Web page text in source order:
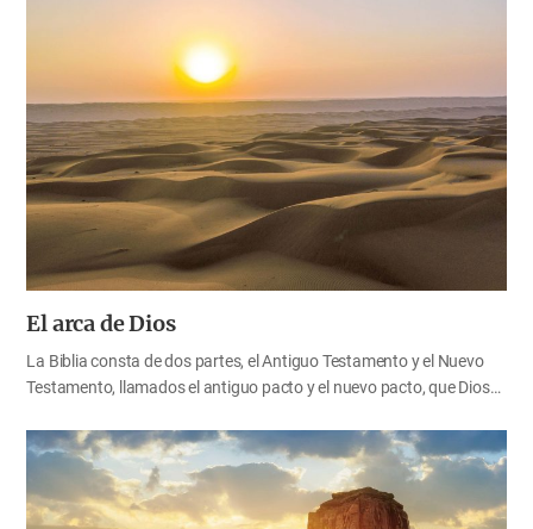
Como pueblo de Sion, debemos considerar todas las fiestas del
nuevo pacto de Dios como tesoros, y celebrarlas. Ahora,
confirmemos a través de la Biblia que solo los que celebran las
fiestas de Dios reciben la gloria celestial con la que pueden visitar
libremente las galaxias en el infinito universo, el reino eterno. La
visita temporal y la visita eterna al universo…
El arca de Dios
La Biblia consta de dos partes, el Antiguo Testamento y el Nuevo
Testamento, llamados el antiguo pacto y el nuevo pacto, que Dios
antiguo pacto), estaba el Lugar Santo, y en la parte más interior,
llamada el Lugar Santísimo, estaba el arca del pacto. El arca del
pacto era un cofre que contenía las tablas de piedra de los diez
mandamientos. Dado que contenía la ley de Dios, se le llamaba el